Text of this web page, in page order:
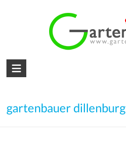
den
gartenbauer dillenburg